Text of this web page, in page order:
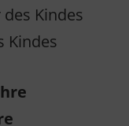
Kindes
Kindes